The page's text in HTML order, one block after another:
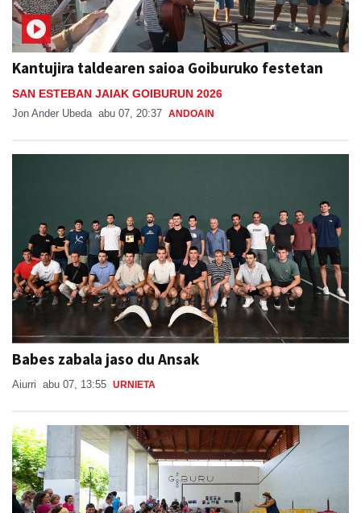
Kantujira taldearen saioa Goiburuko festetan
SAN ESTEBAN JAIAK GOIBURUN 2026
Jon Ander Ubeda abu 07, 20:37 ANDOAIN
Babes zabala jaso du Ansak
Aiurri abu 07, 13:55 URNIETA